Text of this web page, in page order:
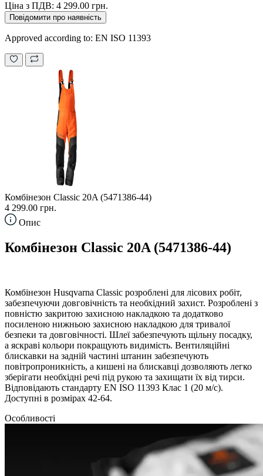
Ціна з ПДВ: 4 299.00 грн.
Повідомити про наявність
Approved according to: EN ISO 11393
Комбінезон Classic 20A (5471386-44)
4 299.00 грн.
Опис
Комбінезон Classic 20A (5471386-44)
Комбінезон Husqvarna Classic розроблені для лісових робіт,
забезпечуючи довговічність та необхідний захист. Розроблені з
повністю закритою захисною накладкою та додатково
посиленою нижньою захисною накладкою для тривалої
безпеки та довговічності. Шлеї забезпечують щільну посадку,
а яскраві кольори покращують видимість. Вентиляційні
блискавки на задній частині штанин забезпечують
повітропроникність, а кишені на блискавці дозволяють легко
зберігати необхідні речі під рукою та захищати їх від тирси.
Відповідають стандарту EN ISO 11393 Клас 1 (20 м/с).
Доступні в розмірах 42-64.
Особливості